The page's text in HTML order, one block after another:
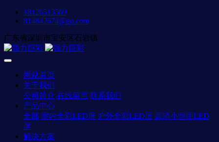
18126513569
814842674@qq.com
广东省深圳市宝安区石岩镇
网站首页
关于我们
公司简介 在线留言 联系我们
产品中心
全部 室内全彩LED屏 户外全彩LED屏 高清小间距LED
屏
解决方案